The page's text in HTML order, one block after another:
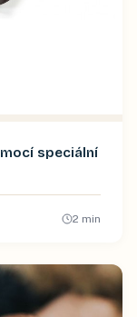
speciální
2 min